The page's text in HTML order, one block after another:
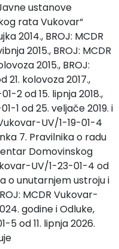
ustanove
rata Vukovar“
2014., BROJ: MCDR
2015., BROJ: MCDR
2015., BROJ:
21. kolovoza 2017.,
2 od 15. lipnja 2018.,
1 od 25. veljače 2019. i
UV/1-19-01-4
7. Pravilnika o radu
Domovinskog
UV/1-23-01-4 od
o unutarnjem ustroju i
MCDR Vukovar-
godine i Odluke,
­5 od 11. lipnja 2026.